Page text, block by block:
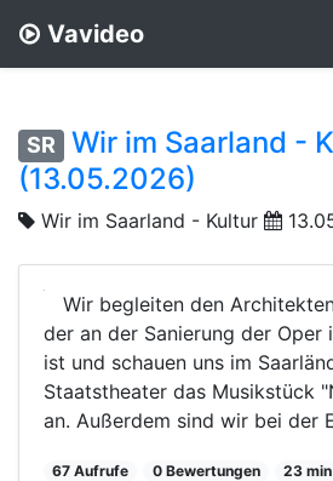
Vavideo
SR
Wir im Saarland -
(13.05.2026)
Wir im Saarland - Kultur
Wir begleiten den
der an der Sanierung der
ist und schauen uns im
Staatstheater das Musikstück
an. Außerdem sind wir bei der
67 Aufrufe 0 Bewertungen
23 min